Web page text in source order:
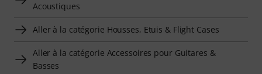
Acoustiques
Aller à la catégorie Housses, Etuis & Flight Cases
Aller à la catégorie Accessoires pour Guitares &
Basses